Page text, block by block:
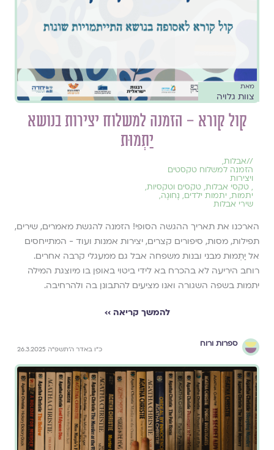
מאת
צוות גלויה
קול קורא – הזמנה למשלוח יצירות בנושא
יַתְמוּת
//אבלות,
הזמנה למשלוח טקסטים
ויצירות
, טקסי אבלות, טקסים וטקסיות,
יתמות, יתמות ילדים, נָחוּגָה,
שירי אבלות
הארכנו את תאריך ההגשה הסופי! הזמנה להגשת מאמרים, שירים,
תפילות, מסות, סיפורים קצרים, יצירות אמנות ועוד - המתייחסים
אל יַתְמוּת מבני ובנות משפחה אבל גם ממעגלי קרבה אחרים.
רוחב היריעה לא בהכרח בא לידי ביטוי באופן בו מיוצגת המילה
יתמות בשפה השגורה ואנו מציעים להתבונן בה ולהרחיבה.
להמשך קריאה ››
ספרות ורוח
כ״ו באדר ה׳תשפ״ה 26.3.2025